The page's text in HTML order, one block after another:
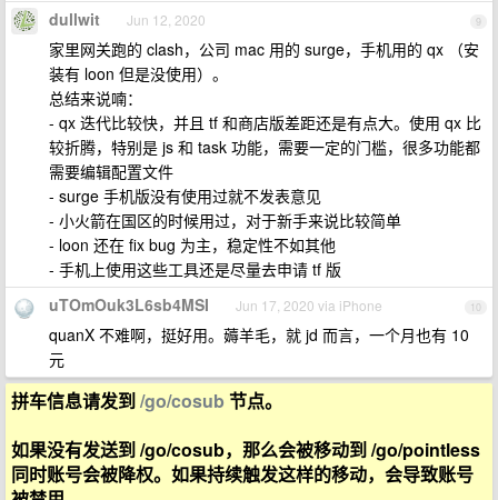
9
dullwit Jun 12, 2020
家里网关跑的 clash，公司 mac 用的 surge，手机用的 qx （安
装有 loon 但是没使用）。
总结来说喃：
- qx 迭代比较快，并且 tf 和商店版差距还是有点大。使用 qx 比
较折腾，特别是 js 和 task 功能，需要一定的门槛，很多功能都
需要编辑配置文件
- surge 手机版没有使用过就不发表意见
- 小火箭在国区的时候用过，对于新手来说比较简单
- loon 还在 fix bug 为主，稳定性不如其他
- 手机上使用这些工具还是尽量去申请 tf 版
10
uTOmOuk3L6sb4MSI Jun 17, 2020 via iPhone
quanX 不难啊，挺好用。薅羊毛，就 jd 而言，一个月也有 10
元
拼车信息请发到/go/cosub 节点。
如果没有发送到 /go/cosub，那么会被移动到 /go/pointless
同时账号会被降权。如果持续触发这样的移动，会导致账号